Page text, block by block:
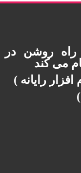
راه روشن در
می کند
رایانه )